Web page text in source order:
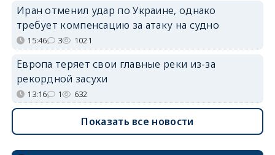
Иран отменил удар по Украине, однако
требует компенсацию за атаку на судно
15:46 3 1021
Европа теряет свои главные реки из-за
рекордной засухи
13:16 1 632
Показать все новости